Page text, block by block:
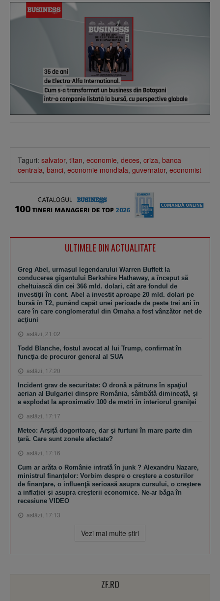
Taguri: salvator, titan, economie, deces, criza, banca
centrala, banci, economie mondiala, guvernator, economist
ULTIMELE DIN ACTUALITATE
Greg Abel, urmaşul legendarului Warren Buffett la
conducerea gigantului Berkshire Hathaway, a început să
cheltuiască din cei 366 mld. dolari, cât are fondul de
investiţii în cont. Abel a investit aproape 20 mld. dolari pe
bursă în T2, punând capăt unei perioade de peste trei ani în
care în care conglomeratul din Omaha a fost vânzător net de
acţiuni
astăzi, 21:02
Todd Blanche, fostul avocat al lui Trump, confirmat în
funcţia de procuror general al SUA
astăzi, 17:20
Incident grav de securitate: O dronă a pătruns în spaţiul
aerian al Bulgariei dinspre România, sâmbătă dimineaţă, şi
a explodat la aproximativ 100 de metri în interiorul graniţei
astăzi, 17:17
Meteo: Arşiţă dogoritoare, dar şi furtuni în mare parte din
ţară. Care sunt zonele afectate?
astăzi, 17:16
Cum ar arăta o Românie intrată în junk ? Alexandru Nazare,
ministrul finanţelor: Vorbim despre o creştere a costurilor
de finanţare, o influenţă serioasă asupra cursului, o creştere
a inflaţiei şi asupra creşterii economice. Ne-ar băga în
recesiune VIDEO
astăzi, 17:13
Vezi mai multe ştiri
ZF.RO